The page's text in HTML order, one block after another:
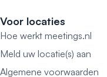
Voor locaties
Hoe werkt meetings.nl
Meld uw locatie(s) aan
Algemene voorwaarden